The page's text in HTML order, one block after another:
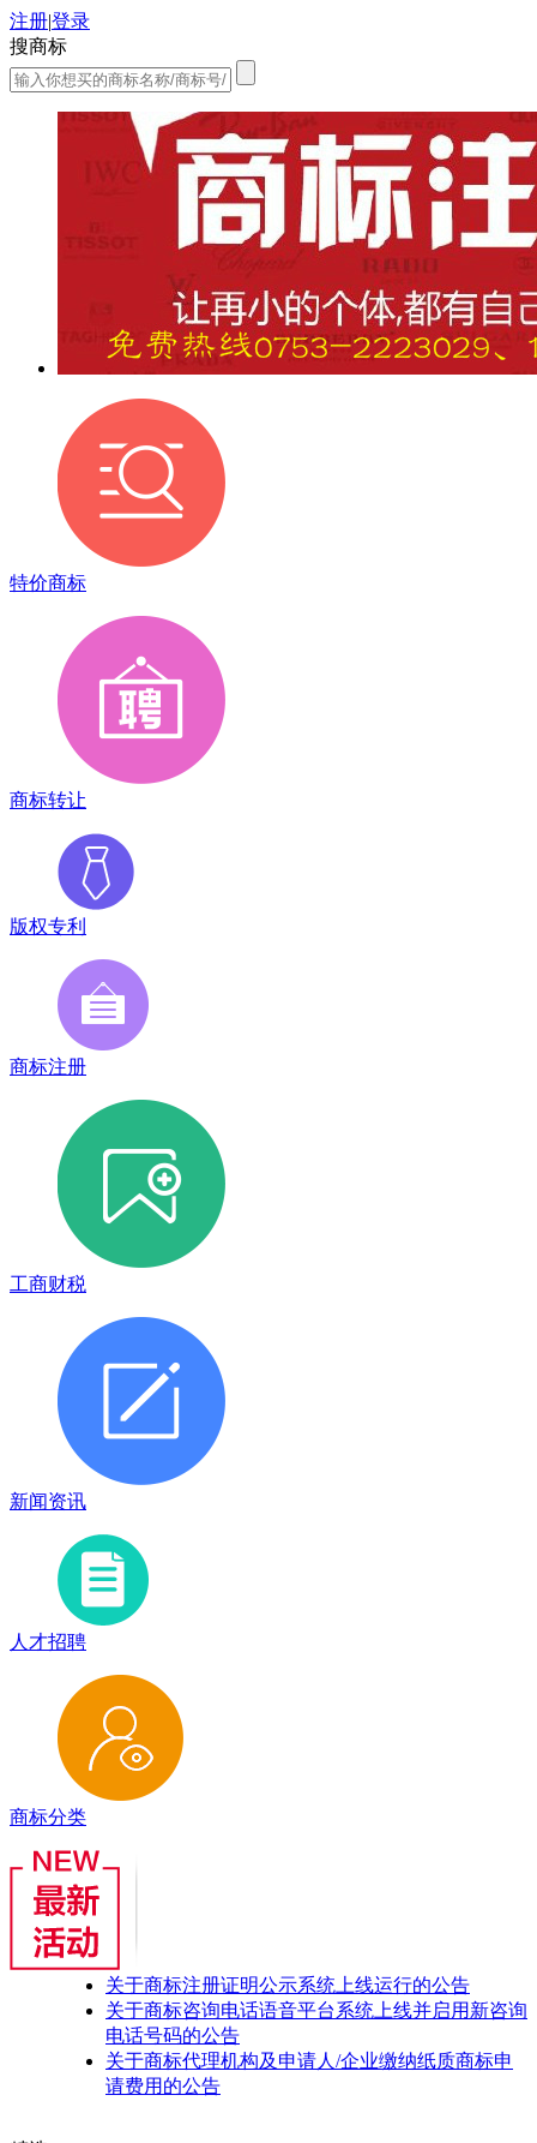
注册|登录
搜商标
特价商标
商标转让
版权专利
商标注册
工商财税
新闻资讯
人才招聘
商标分类
关于商标注册证明公示系统上线运行的公告
关于商标咨询电话语音平台系统上线并启用新咨询
电话号码的公告
关于商标代理机构及申请人/企业缴纳纸质商标申
请费用的公告